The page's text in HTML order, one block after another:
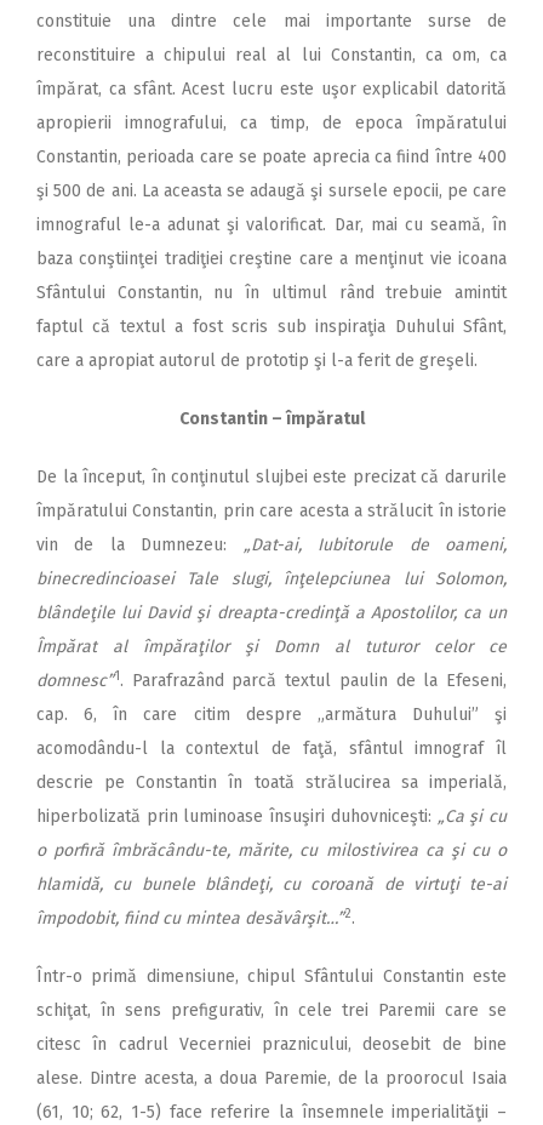
constituie una dintre cele mai importante surse de
reconstituire a chipului real al lui Constantin, ca om, ca
împărat, ca sfânt. Acest lucru este uşor explicabil datorită
apropierii imnografului, ca timp, de epoca împăratului
Constantin, perioada care se poate aprecia ca fiind între 400
şi 500 de ani. La aceasta se adaugă şi sursele epocii, pe care
imnograful le-a adunat şi valorificat. Dar, mai cu seamă, în
baza conştiinţei tradiţiei creştine care a menţinut vie icoana
Sfântului Constantin, nu în ultimul rând trebuie amintit
faptul că textul a fost scris sub inspiraţia Duhului Sfânt,
care a apropiat autorul de prototip şi l-a ferit de greşeli.
Constantin – împăratul
De la început, în conţinutul slujbei este precizat că darurile
împăratului Constantin, prin care acesta a strălucit în istorie
vin de la Dumnezeu: „Dat-ai, Iubitorule de oameni,
binecredincioasei Tale slugi, înţelepciunea lui Solomon,
blândeţile lui David şi dreapta-credinţă a Apostolilor, ca un
Împărat al împăraţilor şi Domn al tuturor celor ce
domnesc”1 . Parafrazând parcă textul paulin de la Efeseni,
cap. 6, în care citim despre „armătura Duhului” şi
acomodându-l la contextul de faţă, sfântul imnograf îl
descrie pe Constantin în toată strălucirea sa imperială,
hiperbolizată prin luminoase însuşiri duhovniceşti: „Ca şi cu
o porfiră îmbrăcându-te, mărite, cu milostivirea ca şi cu o
hlamidă, cu bunele blândeţi, cu coroană de virtuţi te-ai
împodobit, fiind cu mintea desăvârşit…”2.
Într-o primă dimensiune, chipul Sfântului Constantin este
schiţat, în sens prefigurativ, în cele trei Paremii care se
citesc în cadrul Vecerniei praznicului, deosebit de bine
alese. Dintre acesta, a doua Paremie, de la proorocul Isaia
(61, 10; 62, 1-5) face referire la însemnele imperialităţii –